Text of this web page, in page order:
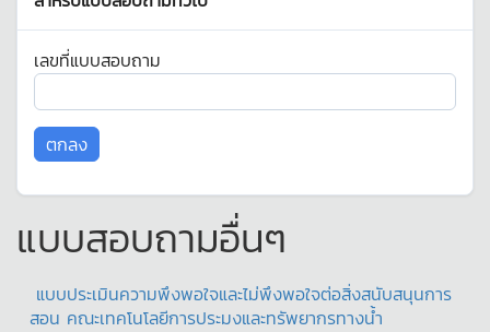
เลขที่แบบสอบถาม
แบบสอบถามอื่นๆ
แบบประเมินความพึงพอใจและไม่พึงพอใจต่อสิ่งสนับสนุนการ
สอน คณะเทคโนโลยีการประมงและทรัพยากรทางน้ำ